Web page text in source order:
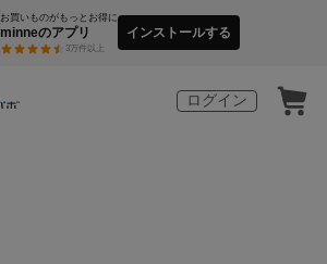
お買いものがもっとお得に
minneのアプリ
3万件以上
インストールする
ログイン